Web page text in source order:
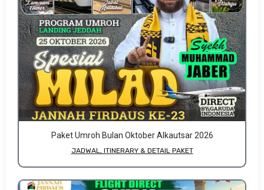
Paket Umroh Bulan Oktober Alkautsar 2026
JADWAL, ITINERARY & DETAIL PAKET